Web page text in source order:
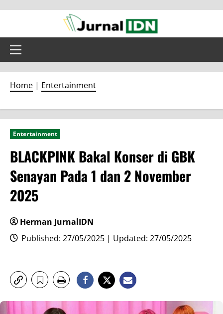
content
Primary
Home | Entertainment
Entertainment
BLACKPINK Bakal Konser di GBK
Senayan Pada 1 dan 2 November
2025
Herman JurnalIDN
Published: 27/05/2025 | Updated: 27/05/2025